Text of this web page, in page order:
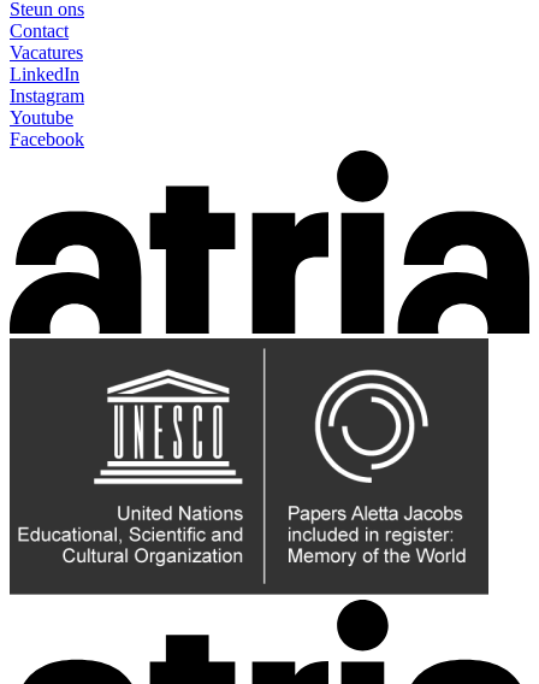
Steun ons
Contact
Vacatures
LinkedIn
Instagram
Youtube
Facebook